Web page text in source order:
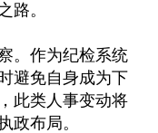
路。
。作为纪检系统
避免自身成为下
此类人事变动将
政布局。